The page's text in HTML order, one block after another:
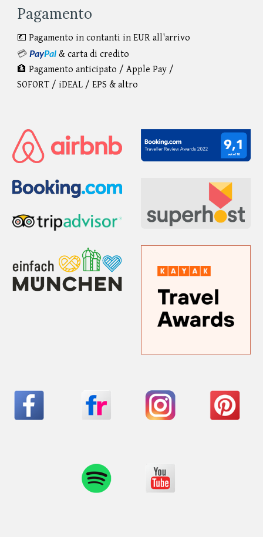
Pagamento
💶 Pagamento in contanti in EUR all'arrivo
💳PayPal & carta di credito
🏦 Pagamento anticipato /Apple Pay /
SOFORT / iDEAL / EPS & altro